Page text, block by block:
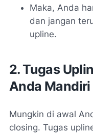
Maka, Anda
dan jangan
upline.
2. Tugas
Anda Mandiri
Mungkin di awal
closing. Tugas